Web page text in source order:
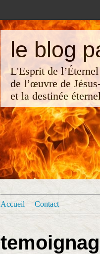
le blog
L'Esprit de
de l’œuvre de
et la destinée
Accueil Contact